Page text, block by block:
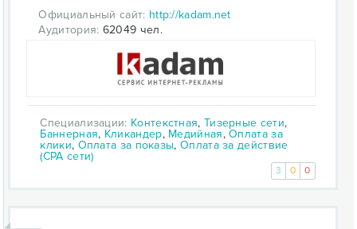
Официальный сайт: http://kadam.net
Аудитория: 62049 чел.
Специализации: Контекстная, Тизерные сети,
Баннерная, Кликандер, Медийная,Оплата за
клики, Оплата за показы,Оплата за действие
(CPA сети)
3 0 0